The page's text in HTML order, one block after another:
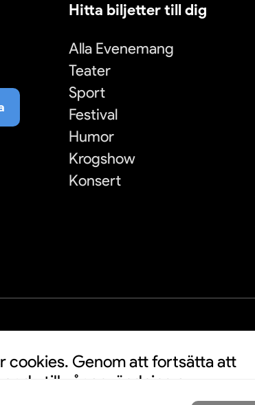
Hitta biljetter till dig
Alla Evenemang
Teater
Sport
Festival
Humor
Krogshow
Konsert
cookies. Genom att fortsätta att
du till vår användning av